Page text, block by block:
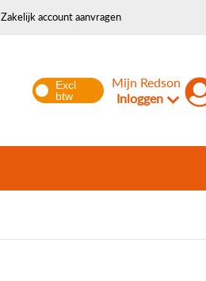
Zakelijk account aanvragen
Mijn Redson
Inloggen